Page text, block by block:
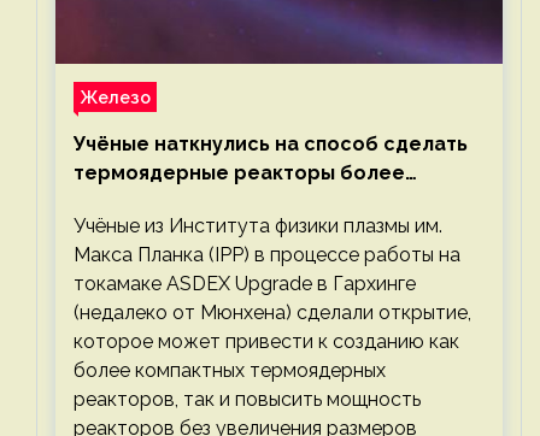
Железо
Учёные наткнулись на способ сделать
термоядерные реакторы более
Учёные из Института физики плазмы им.
Макса Планка (IPP) в процессе работы на
токамаке ASDEX Upgrade в Гархинге
(недалеко от Мюнхена) сделали открытие,
которое может привести к созданию как
более компактных термоядерных
реакторов, так и повысить мощность
реакторов без увеличения размеров